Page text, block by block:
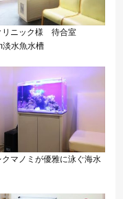
リニック様 待合室
淡水魚水槽
クマノミが優雅に泳ぐ海水